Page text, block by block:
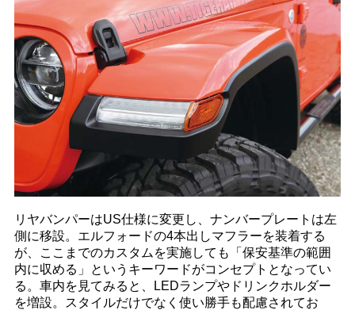
リヤバンパーはUS仕様に変更し、ナンバープレートは左
側に移設。エルフォードの4本出しマフラーを装着する
が、ここまでのカスタムを実施しても「保安基準の範囲
内に収める」というキーワードがコンセプトとなってい
る。車内を見てみると、LEDランプやドリンクホルダー
を増設。スタイルだけでなく使い勝手も配慮されてお